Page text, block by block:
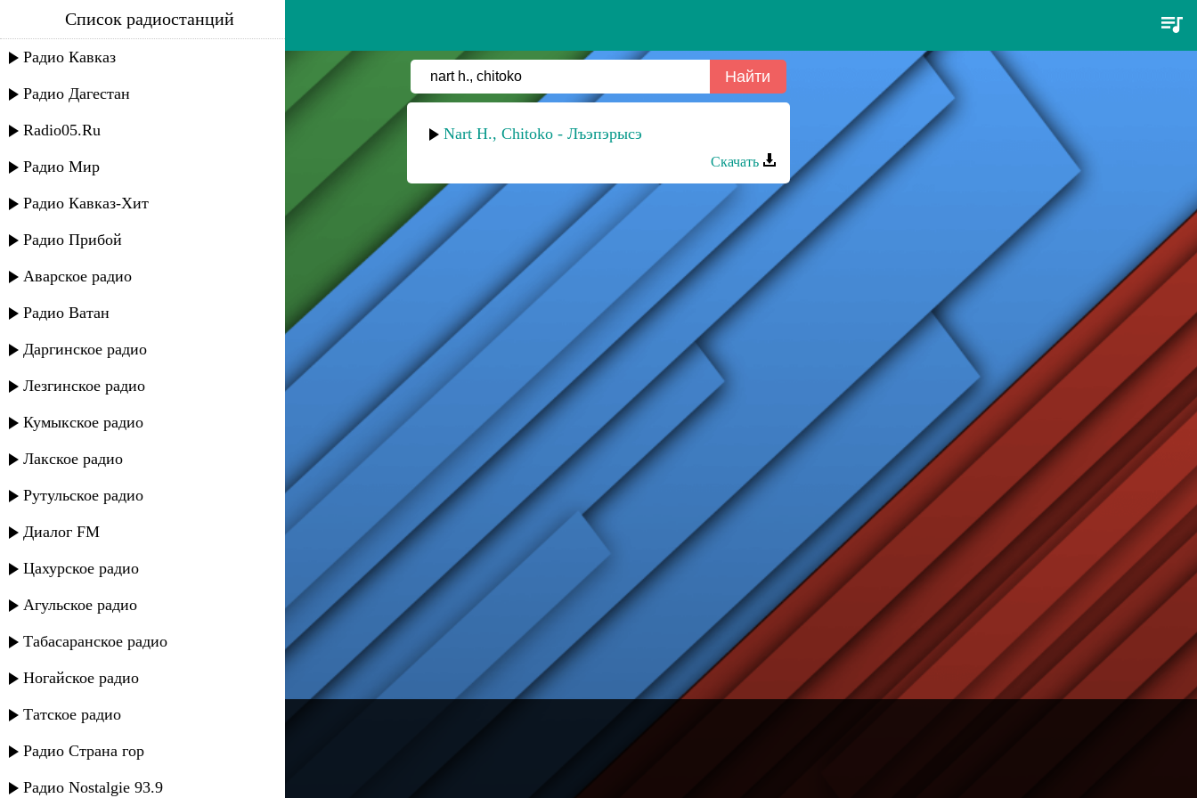
nart h., chitoko
Список радиостанций
Радио Кавказ
Радио Дагестан
Radio05.Ru
Радио Мир
Радио Кавказ-Хит
Радио Прибой
Аварское радио
Радио Ватан
Даргинское радио
Лезгинское радио
Кумыкское радио
Лакское радио
Рутульское радио
Диалог FM
Цахурское радио
Агульское радио
Табасаранское радио
Ногайское радио
Татское радио
Радио Страна гор
Радио Nostalgie 93.9
Nart H., Chitoko - Лъэпэрысэ
Скачать
---
Русское радио